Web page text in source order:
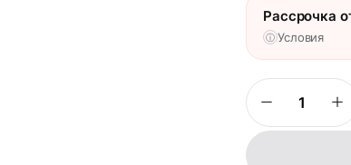
Рассрочка
ⓘ Условия